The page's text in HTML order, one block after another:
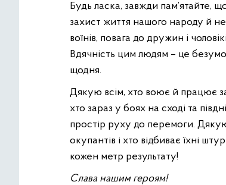
Будь ласка, завжди пам’ятайте,
захист життя нашого народу й
воїнів, повага до дружин і
Вдячність цим людям – це
щодня.
Дякую всім, хто воює й працює
хто зараз у боях на сході та
простір руху до перемоги. Дякую
окупантів і хто відбиває їхні
кожен метр результату!
Слава нашим героям!